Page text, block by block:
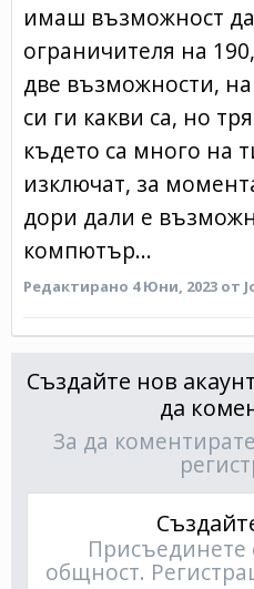
имаш възможност
ограничителя на
две възможности,
си ги какви са, но
където са много на
изключат, за
дори дали е
компютър...
Редактирано 4 Юни, 2023 от
Създайте нов
да
За да
Присъединете
общност.